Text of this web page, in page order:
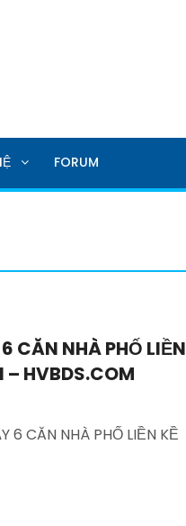
FORUM
CĂN NHÀ PHỐ LIỀN
– HVBDS.COM
6 CĂN NHÀ PHỐ LIỀN KỀ